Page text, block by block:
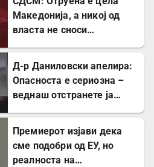
Македонија, а никој од
власта не сноси
Д-р Даниловски апелира:
Опасноста е сериозна –
веднаш отстранете ја
западнонилска треска!
Премиерот изјави дека
сме подобри од ЕУ, но
реалноста на